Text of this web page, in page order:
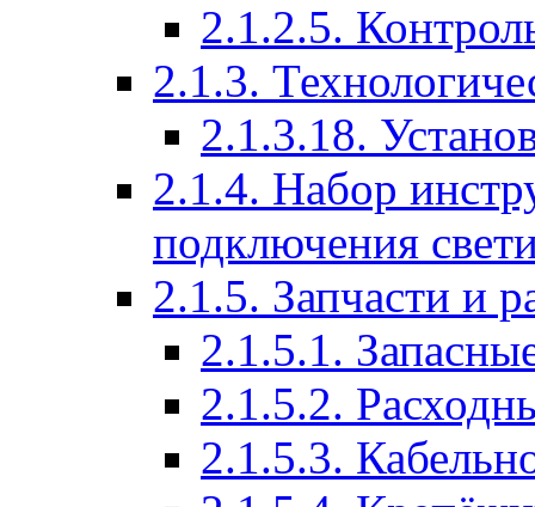
2.1.2.5.
2.1.3.
2.1.3.18.
2.1.4. Набор
подключения
2.1.5. Запчасти и
2.1.5.1.
2.1.5.2.
2.1.5.3.